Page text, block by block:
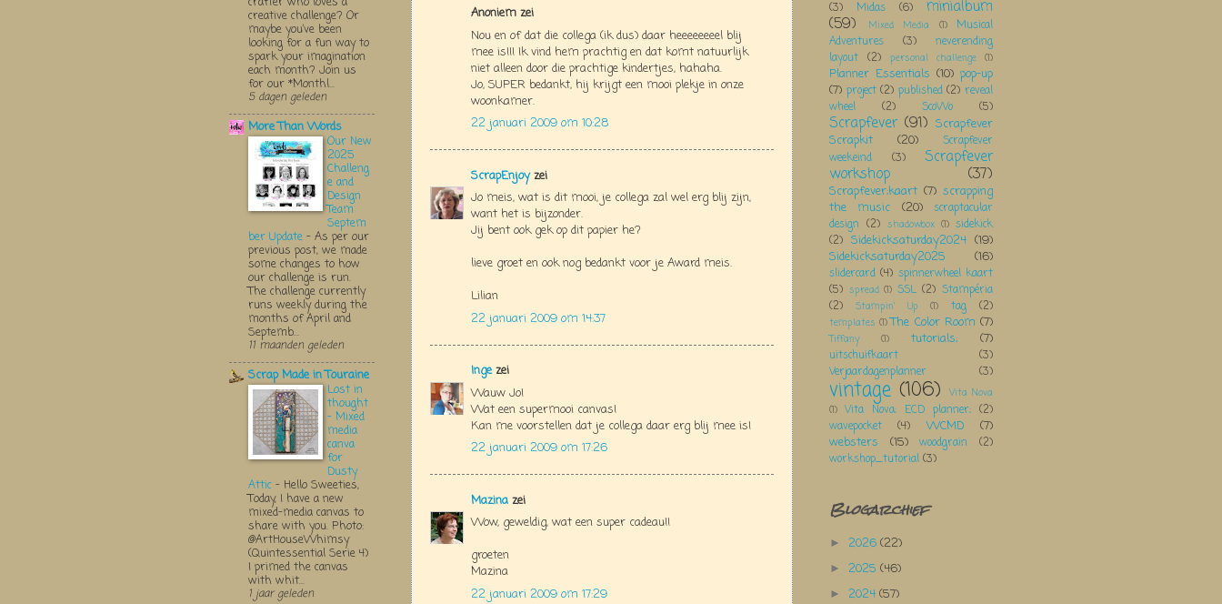
Anoniem zei
Nou en of dat die collega (ik dus) daar heeeeeeeel blij
mee is!!! Ik vind hem prachtig en dat komt natuurlijk
niet alleen door die prachtige kindertjes, hahaha.
Jo, SUPER bedankt, hij krijgt een mooi plekje in onze
woonkamer.
22 januari 2009 om 10:28
ScrapEnjoyzei
Jo meis, wat is dit mooi, je collega zal wel erg blij zijn,
want het is bijzonder.
Jij bent ook gek op dit papier he?
lieve groet en ook nog bedankt voor je Award meis.
Lilian
22 januari 2009 om 14:37
Ingezei
Wauw Jo!
Wat een supermooi canvas!
Kan me voorstellen dat je collega daar erg blij mee is!
22 januari 2009 om 17:26
Mazina zei
Wow, geweldig, wat een super cadeau!!
groeten
Mazina
22 januari 2009 om 17:29
creative challenge? Or
maybe you’ve been
looking for a fun way to
spark your imagination
each month? Join us
for our *Monthl...
5 dagen geleden
More Than Words
Our New
2025
Challeng
e and
Design
Team
Septem
ber Update - As per our
previous post, we made
some changes to how
our challenge is run.
The challenge currently
runs weekly during the
months of April and
Septemb...
11 maanden geleden
Scrap Made in Touraine
Lost in
thought
- Mixed
media
canva
for
Dusty
Attic - Hello Sweeties,
Today, I have a new
mixed-media canvas to
share with you. Photo:
@ArtHouseWhimsy
(Quintessential Serie 4)
I primed the canvas
with whit...
1 jaar geleden
(3)
Midas (6) minialbum
(59) Mixed Media (1)
Musical
Adventures
(3)
neverending
layout (2) personal challenge (1)
Planner Essentials (10) pop-up
(7) project (2) published (2) reveal
wheel
(2) ScoWo (5)
Scrapfever (91) Scrapfever
Scrapkit
(20)
Scrapfever
weekeind
(3) Scrapfever
workshop (37)
Scrapfever;kaart (7) scrapping
the music
(20)
scraptacular
design (2) shadowbox (1) sidekick
(2) Sidekicksaturday2024 (19)
Sidekicksaturday2025
(16)
slidercard (4) spinnerwheel kaart
(5) spread (1) SSL (2) Stampéria
(2)
Stampin' Up (1) tag (2)
templates (1) The Color Room (7)
Tiffany (1) tutorials; (7)
uitschuifkaart
(3)
Verjaardagenplanner
(3)
vintage (106)
Vita Nova
(1) Vita Nova; ECD planner; (2)
wavepocket
(4) WCMD
(7)
websters
(15) woodgrain
(2)
workshop_tutorial (3)
Blogarchief
► 2026 (22)
► 2025 (46)
► 2024 (57)